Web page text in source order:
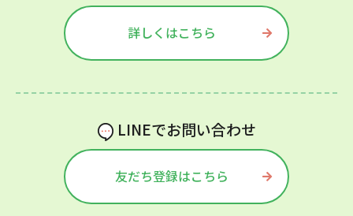
詳しくはこちら
LINEでお問い合わせ
友だち登録はこちら